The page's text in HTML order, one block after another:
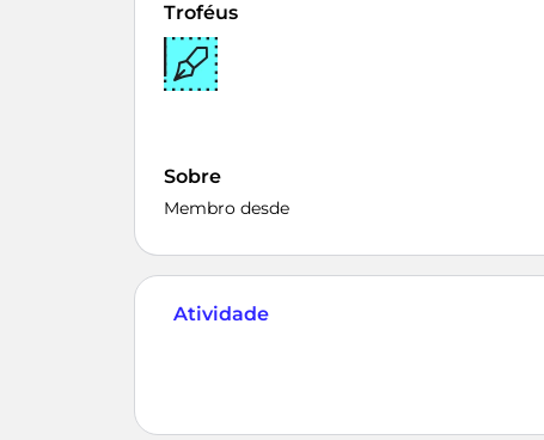
Troféus
Sobre
Membro desde
Atividade